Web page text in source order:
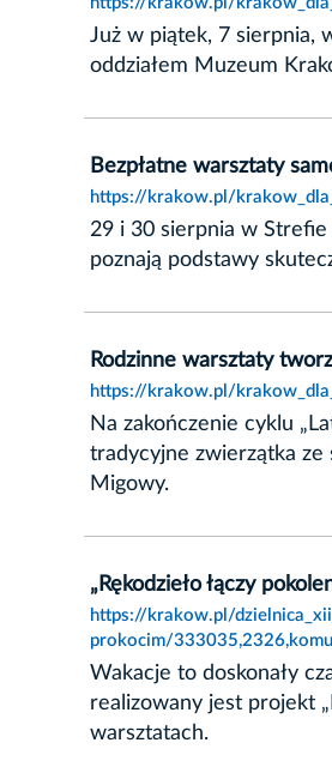
Już w piątek, 7 sierpnia,
oddziałem Muzeum
Bezpłatne warsztaty
https://krakow.pl/
29 i 30 sierpnia w
poznają podstawy
Rodzinne warsztaty
https://krakow.pl/
Na zakończenie cyklu
tradycyjne zwierzątka ze
Migowy.
„Rękodzieło łączy
https://krakow.pl/
prokocim/
Wakacje to doskonały
realizowany jest projekt
warsztatach.